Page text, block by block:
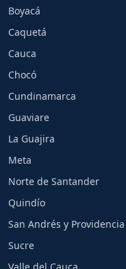
Boyacá
Caquetá
Cauca
Chocó
Cundinamarca
Guaviare
La Guajira
Meta
Norte de Santander
Quindío
San Andrés y Providencia
Sucre